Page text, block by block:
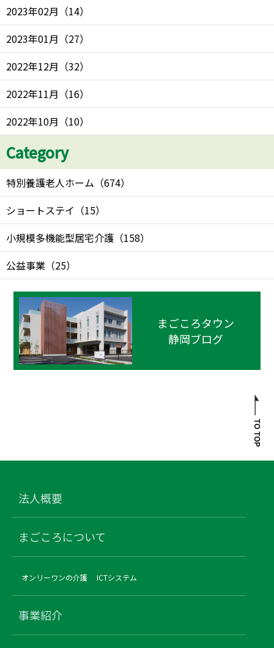
2023年02月 （14）
2023年01月 （27）
2022年12月 （32）
2022年11月 （16）
2022年10月 （10）
Category
特別養護老人ホーム （674）
ショートステイ （15）
小規模多機能型居宅介護 （158）
公益事業 （25）
まごころタウン
静岡ブログ
法人概要
まごころについて
オンリーワンの介護 ICTシステム
事業紹介